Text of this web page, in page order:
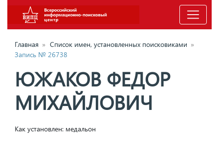
Главная » Список имен, установленных поисковиками »
Запись № 26738
ЮЖАКОВ ФЕДОР
МИХАЙЛОВИЧ
Как установлен: медальон